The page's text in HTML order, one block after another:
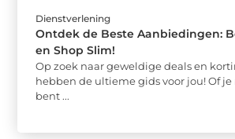
Dienstverlening
Ontdek de Beste Aanbiedingen:
en Shop Slim!
Op zoek naar geweldige deals en
hebben de ultieme gids voor jou! Of je
bent ...